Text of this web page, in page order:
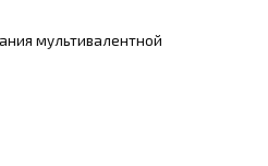
мультивалентной